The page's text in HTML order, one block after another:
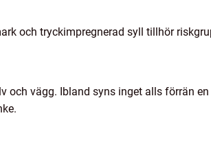
och tryckimpregnerad syll tillhör
och vägg. Ibland syns inget alls förrän